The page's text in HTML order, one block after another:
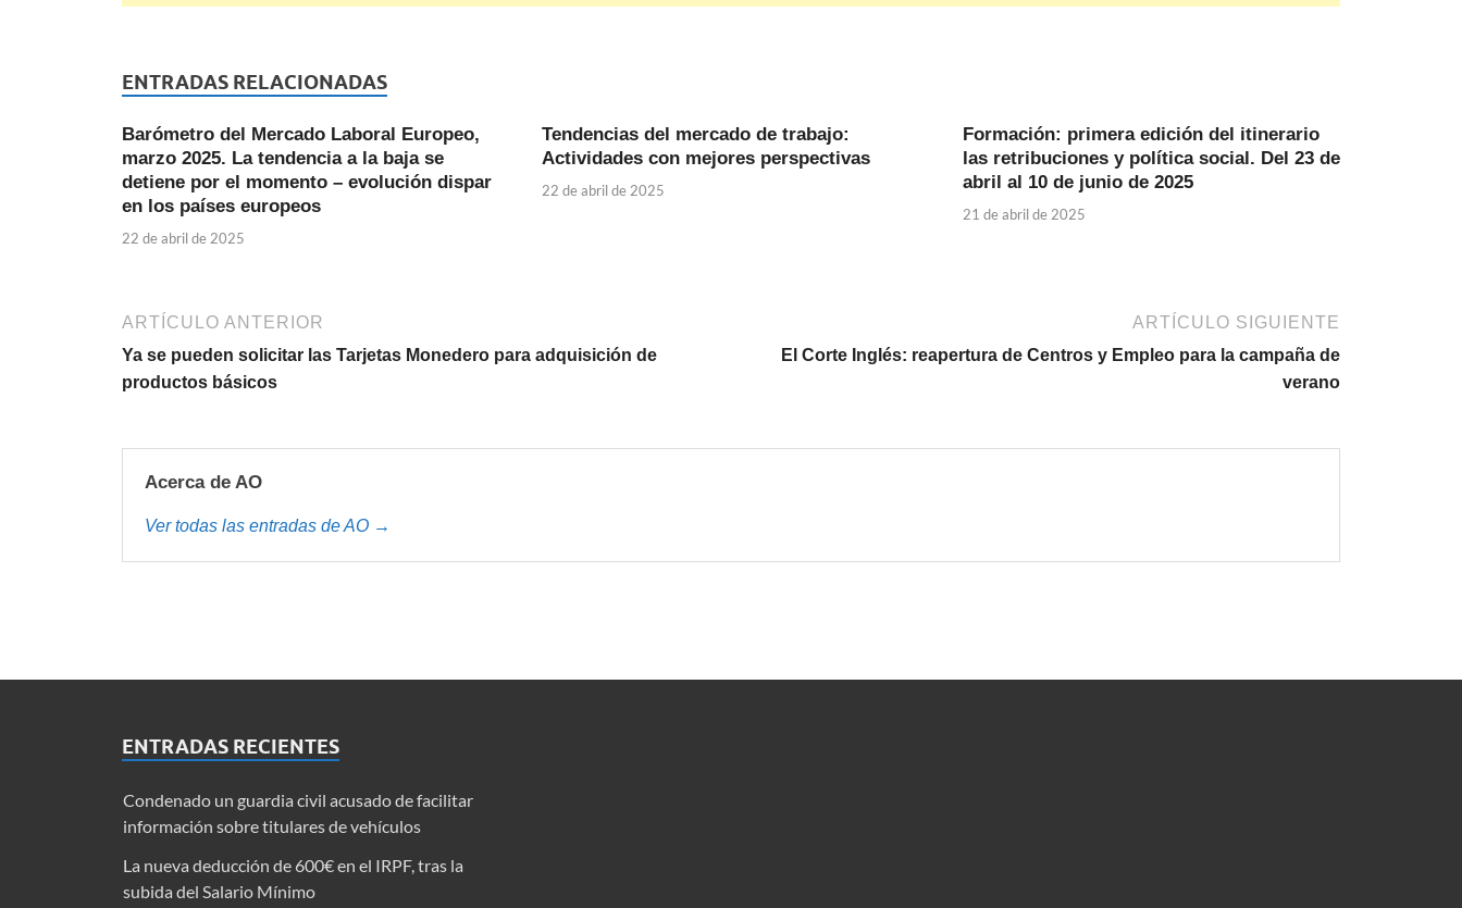
ENTRADAS RELACIONADAS
Barómetro del Mercado Laboral Europeo,
marzo 2025. La tendencia a la baja se
detiene por el momento – evolución dispar
en los países europeos
22 de abril de 2025
Tendencias del mercado de trabajo:
Actividades con mejores perspectivas
22 de abril de 2025
Formación: primera edición del itinerario
las retribuciones y política social. Del 23 de
abril al 10 de junio de 2025
21 de abril de 2025
ARTÍCULO ANTERIOR
Ya se pueden solicitar las Tarjetas Monedero para adquisición de
productos básicos
ARTÍCULO SIGUIENTE
El Corte Inglés: reapertura de Centros y Empleo para la campaña de
verano
Acerca de AO
Ver todas las entradas de AO →
ENTRADAS RECIENTES
Condenado un guardia civil acusado de facilitar
información sobre titulares de vehículos
La nueva deducción de 600€ en el IRPF, tras la
subida del Salario Mínimo